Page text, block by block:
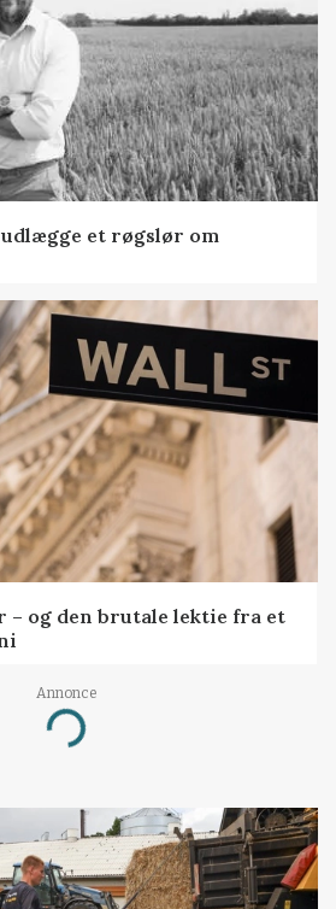
et røgslør om
– og den brutale lektie fra et
Annonce
Loading...